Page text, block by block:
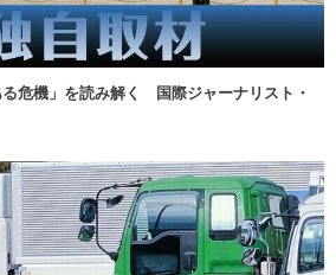
る危機」を読み解く 国際ジャーナリスト・